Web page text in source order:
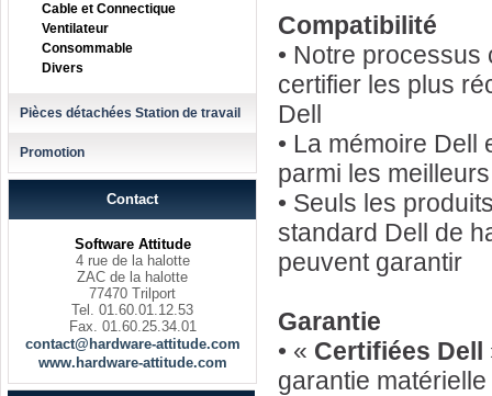
Cable et Connectique
Ventilateur
Consommable
Divers
Pièces détachées Station de travail
Promotion
Contact
Software Attitude
4 rue de la halotte
ZAC de la halotte
77470 Trilport
Tel. 01.60.01.12.53
Fax. 01.60.25.34.01
contact@hardware-attitude.com
www.hardware-attitude.com
Compatibilité
• Notre
certifier les plus
Dell
• La mémoire
parmi les
• Seuls les
standard Dell de
peuvent garantir
Garantie
• « Certifiées Dell
garantie